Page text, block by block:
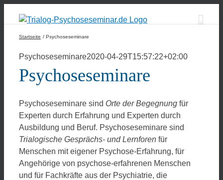
Inhalt
springenStartseite Psychoseseminare
Psychoseseminare2020-04-29T15:57:22+02:00
Psychoseseminare
Psychoseseminare sind Orte der Begegnung für
Experten durch Erfahrung und Experten durch
Ausbildung und Beruf. Psychoseseminare sind
Trialogische Gesprächs- und Lernforen für
Menschen mit eigener Psychose-Erfahrung, für
Angehörige von psychose-erfahrenen Menschen
und für Fachkräfte aus der Psychiatrie, die